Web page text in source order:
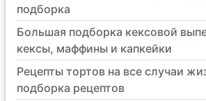
подборка
Большая подборка кексовой
кексы, маффины и капкейки
Рецепты тортов на все случаи
подборка рецептов